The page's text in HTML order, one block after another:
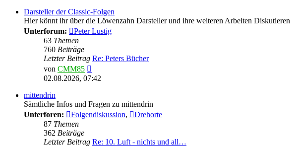
Darsteller der Classic-Folgen
Hier könnt ihr über die Löwenzahn Darsteller und ihre weiteren Arbeiten Diskutieren
Unterforum:
Peter Lustig
63 Themen
760 Beiträge
Letzter Beitrag Re: Peters Bücher
von CMM85
Beitrag
02.08.2026, 07:42
mittendrin
Sämtliche Infos und Fragen zu mittendrin
Unterforen:
Folgendiskussion,
Drehorte
87 Themen
362 Beiträge
Letzter Beitrag Re: 10. Luft - nichts und all…